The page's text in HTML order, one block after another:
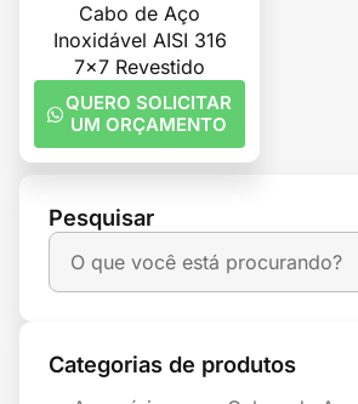
Pesquisar
Categorias de produtos
Cabo de Aço
Inoxidável AISI 316
7×7 Revestido
QUERO SOLICITAR
UM ORÇAMENTO